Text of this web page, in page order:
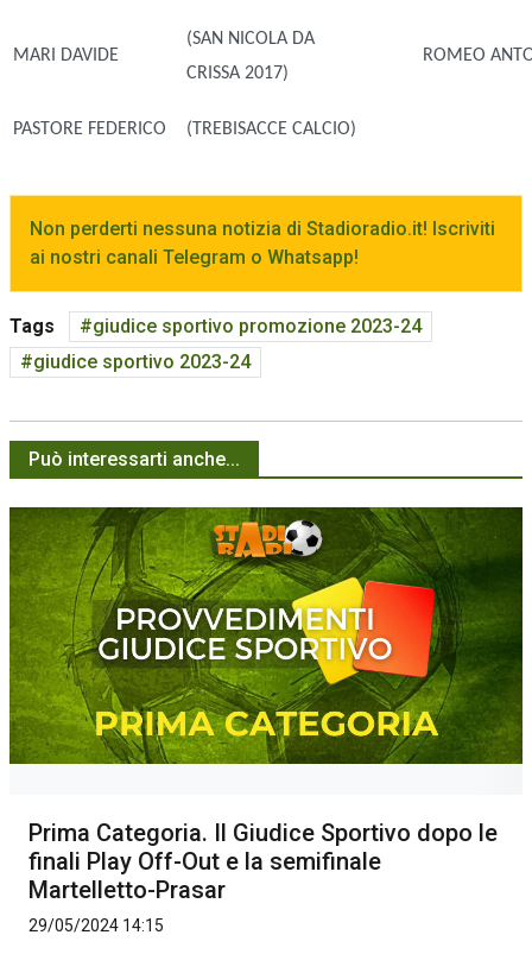
MARI DAVIDE
(SAN NICOLA DA
CRISSA 2017)
ROMEO
PASTORE FEDERICO (TREBISACCE CALCIO)
Non perderti nessuna notizia di Stadioradio.it! Iscriviti
ai nostri canali Telegram o Whatsapp!
Tags
giudice sportivo promozione 2023-24
giudice sportivo 2023-24
Può interessarti anche...
Prima Categoria. Il Giudice Sportivo dopo le
finali Play Off-Out e la semifinale
Martelletto-Prasar
29/05/2024 14:15